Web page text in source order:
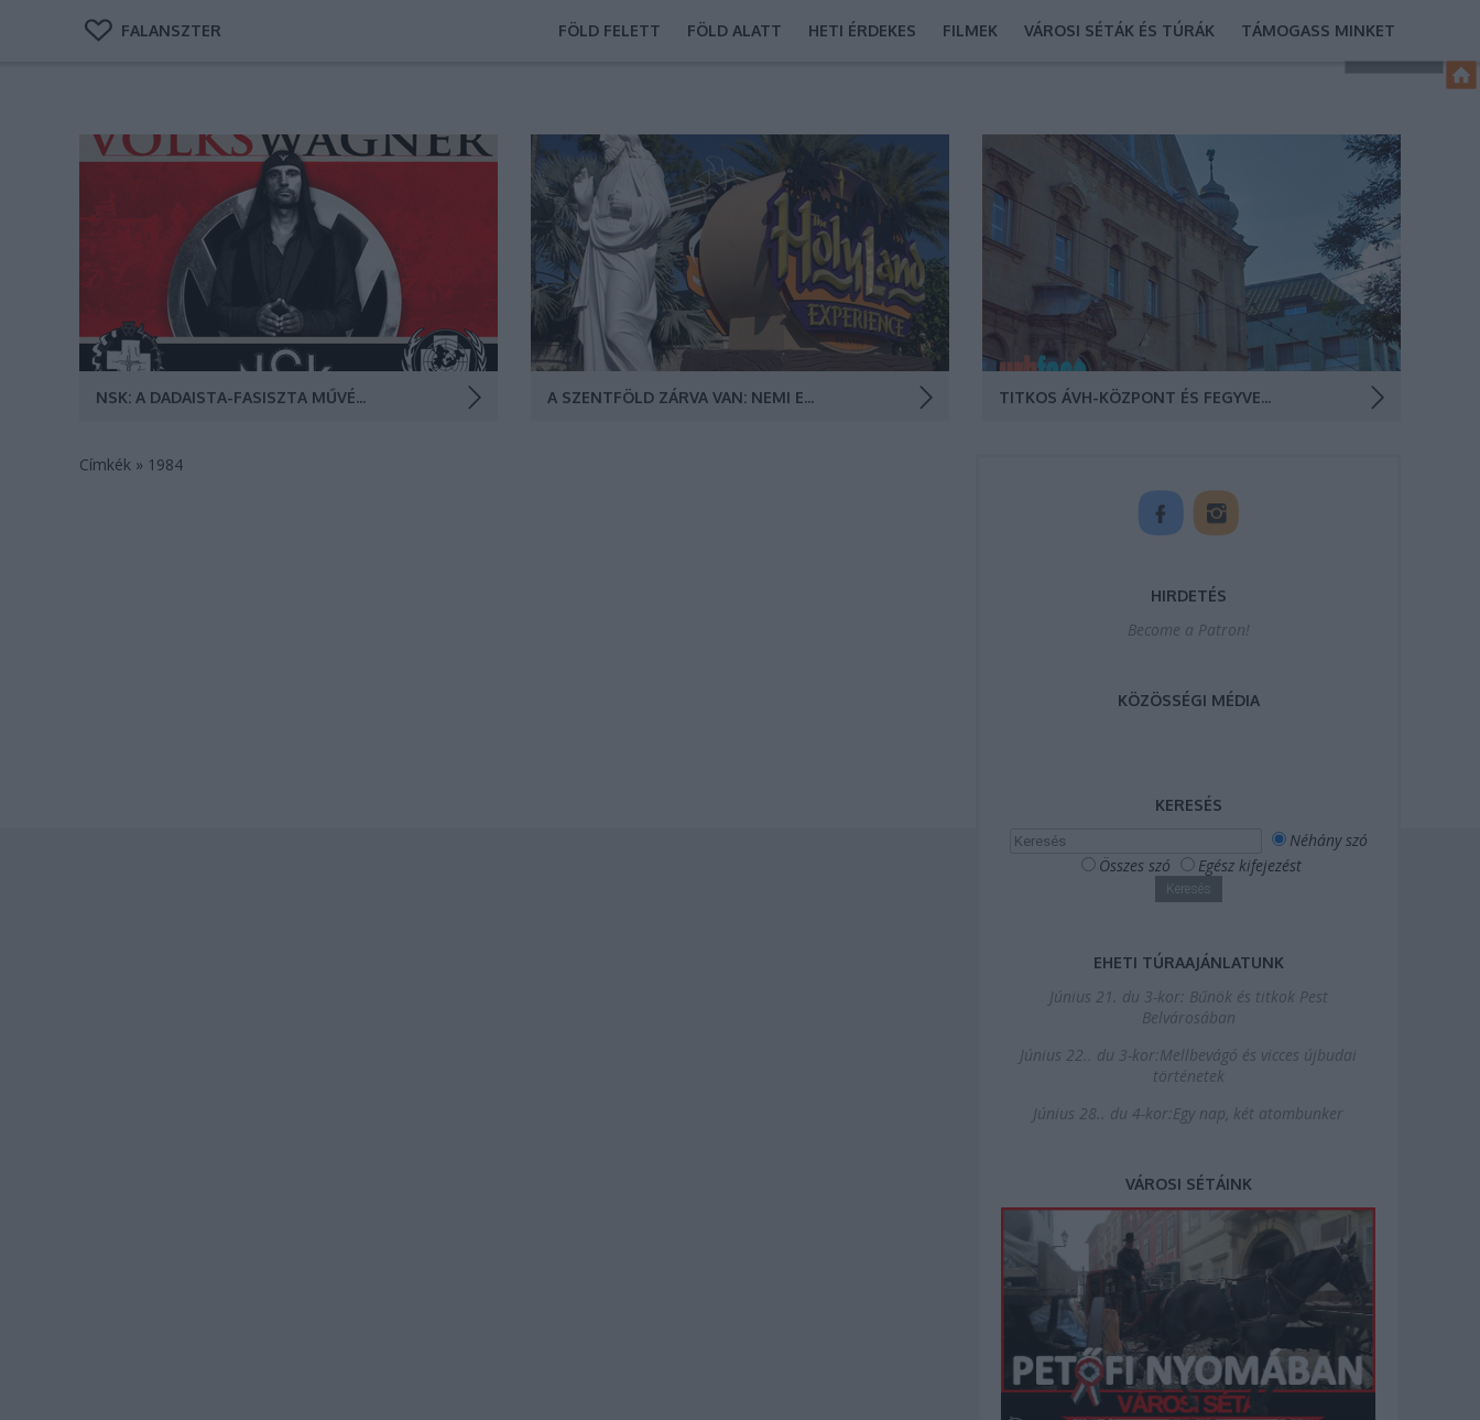
FALANSZTER FÖLD FELETT FÖLD ALATT HETI ÉRDEKES FILMEK VÁROSI SÉTÁK ÉS TÚRÁK TÁMOGASS MINKET
A fiktív állam útleveleinek köszönhetően 12 család
menekülhetett el a szarajevói pokolból. VolksWagner:
Klasszikusok a nép szája íze szerint totalitárius
felfogásban.
NSK: A DADAISTA-FASISZTA MŰVÉSZÁLLAM
Az amerikai Szentföld-kalandparkok nem a hitről,
hanem a pénzről szólnak. A Sátán és Mammon
játékszerei Krisztus földi Paradicsomai? Az orlandói
Szentföld Vidámpark (Fotó: Manonthelam.com)
A SZENTFÖLD ZÁRVA VAN: NEMI ERŐSZAK ÉS GYILKOSSÁG A JÉZUS KALANDPARKBAN
A vízivárosi Fő és Pala utcák kereszteződésében titkos
hírszerzési központ, fegyvergyár,
fegyverkereskedelemmel foglalkozó vállalat, belügyes
óvoda, és csak a párttagok által látogatható
sportpálya működött a szocializmus idején. Az ÁVH-
központként működött Emmer-palota és Francia
Követség helyére…
TITKOS ÁVH-KÖZPONT ÉS FEGYVERGYÁR BUDA SZÍVÉBEN
Címkék » 1984
HIRDETÉS
Become a Patron!
KÖZÖSSÉGI MÉDIA
KERESÉS
Néhány szó
Összes szó
Egész kifejezést
EHETI TÚRAAJÁNLATUNK
Június 21. du 3-kor: Bűnök és titkok Pest
Belvárosában
Június 22.. du 3-kor:Mellbevágó és vicces újbudai
történetek
Június 28.. du 4-kor:Egy nap, két atombunker
VÁROSI SÉTÁINK